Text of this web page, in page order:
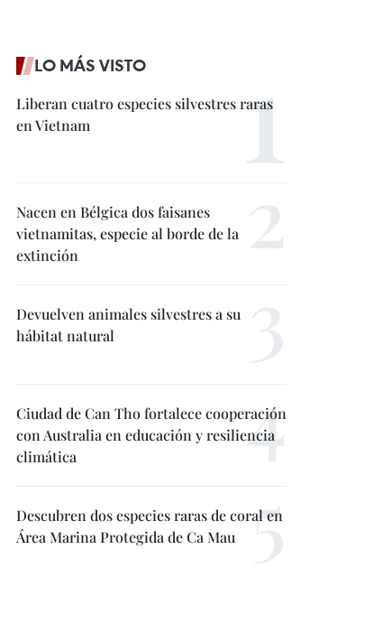
LO MÁS VISTO
Liberan cuatro especies silvestres raras
en Vietnam
Nacen en Bélgica dos faisanes
vietnamitas, especie al borde de la
extinción
Devuelven animales silvestres a su
hábitat natural
Ciudad de Can Tho fortalece cooperación
con Australia en educación y resiliencia
climática
Descubren dos especies raras de coral en
Área Marina Protegida de Ca Mau